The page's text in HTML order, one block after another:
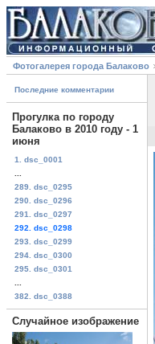
Фотогалерея города Балаково
Последние комментарии
Прогулка по городу
Балаково в 2010 году - 1
июня
1. dsc_0001
289. dsc_0295
290. dsc_0296
291. dsc_0297
292. dsc_0298
293. dsc_0299
294. dsc_0300
295. dsc_0301
382. dsc_0388
Случайное изображение